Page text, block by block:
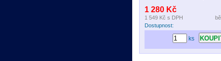
1 280 Kč
1 549 Kč s DPH
Dostupnost:
ks